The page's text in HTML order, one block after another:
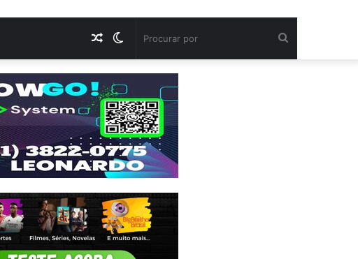
Switch
Artigo
aleatório